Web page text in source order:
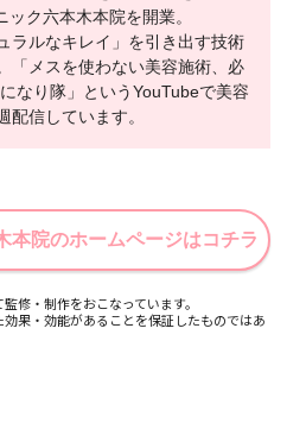
ク六本木本院を開業。
ラルなキレイ」を引き出す技術
「メスを使わない美容施術、必
なり隊」というYouTubeで美容
配信しています。
本院のホームページはコチラ
修・制作をおこなっています。
果・効能があることを保証したものではあ